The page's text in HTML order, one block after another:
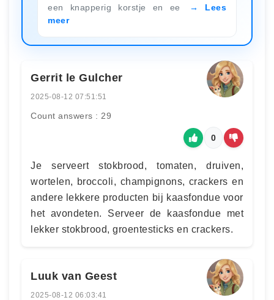
een knapperig korstje en ee
Lees
meer
Gerrit le Gulcher
2025-08-12 07:51:51
Count answers : 29
0
Je serveert stokbrood, tomaten, druiven,
wortelen, broccoli, champignons, crackers en
andere lekkere producten bij kaasfondue voor
het avondeten. Serveer de kaasfondue met
lekker stokbrood, groentesticks en crackers.
Luuk van Geest
2025-08-12 06:03:41